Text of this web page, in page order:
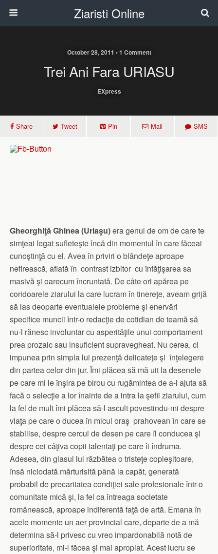
Ziaristi Online
October 28, 2011 • 1 Comment
Trei Ani Fara URIASU
EXpress
Share Tweet Pin Mail SMS
Gheorghiţă Ghinea (Uriaşu)era genul de om de care te
simţeai legat sufleteşte încă din momentul în care făceai
cunoştinţă cu el. Avea în priviri o blândeţe aproape
nefirească, aflată în contrast izbitor cu înfăţişarea sa
masivă şi oarecum încruntată. De câte ori apărea pe
coridoarele ziarului la care lucram în tinereţe, aveam grijă
să las deoparte eventualele probleme şi enervări
specifice muncii într-o redacţie de cotidian de teamă să
nu-l rănesc involuntar cu asperităţile unui comportament
prea prozaic sau insuficient supravegheat. Nu cerea, ci
impunea prin simpla lui prezenţă delicateţe şi înţelegere
din partea celor din jur. Îmi plăcea să mă uit la desenele
pe care mi le înşira pe birou cu rugămintea de a-l ajuta să
facă o selecţie a lor înainte de a intra la şefii ziarului, cum
la fel de mult îmi plăcea să-l ascult povestindu-mi despre
viaţa pe care o ducea în micul oraş prahovean în care se
stabilise, despre cercul de desen pe care îl conducea şi
despre cei câţiva copii talentaţi pe care îi îndruma.
Adesea, din glasul lui răzbătea o tristeţe copleşitoare,
însă niciodată mărturisită până la capăt, generată
probabil de precaritatea condiţiei sale profesionale într-o
comunitate mică şi, la fel ca întreaga societate
românească, aproape indiferentă faţă de artă. Emana în
acele momente un aer provincial care, departe de a mă
determina să-l privesc cu vreo impardonabilă notă de
superioritate, mi-l făcea şi mai apropiat. Acest lucru se